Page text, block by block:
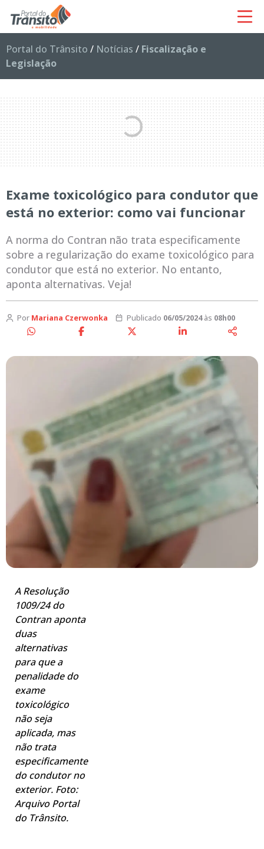
Portal do Trânsito / Notícias / Fiscalização e
Legislação
Exame toxicológico para condutor que
está no exterior: como vai funcionar
A norma do Contran não trata especificamente
sobre a regularização do exame toxicológico para
condutor que está no exterior. No entanto,
aponta alternativas. Veja!
Por Mariana Czerwonka Publicado 06/05/2024às 08h00
A Resolução
1009/24 do
Contran aponta
duas
alternativas
para que a
penalidade do
exame
toxicológico
não seja
aplicada, mas
não trata
especificamente
do condutor no
exterior. Foto:
Arquivo Portal
do Trânsito.